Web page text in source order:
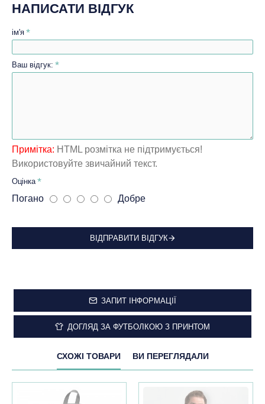
НАПИСАТИ ВІДГУК
ім'я
Ваш відгук:
Примітка: HTML розмітка не підтримується!
Використовуйте звичайний текст.
Оцінка
Погано Добре
ВІДПРАВИТИ ВІДГУК
ЗАПИТ ІНФОРМАЦІЇ
ДОГЛЯД ЗА ФУТБОЛКОЮ З ПРИНТОМ
СХОЖІ ТОВАРИ ВИ ПЕРЕГЛЯДАЛИ